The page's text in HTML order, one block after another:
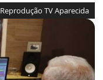
Reprodução TV Aparecida